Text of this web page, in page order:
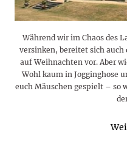
Während wir im Chaos des
versinken, bereitet sich
auf Weihnachten vor. Aber
Wohl kaum in Jogginghose
euch Mäuschen gespielt – so